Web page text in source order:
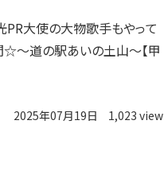
PR大使の大物歌手もやって
☆〜道の駅あいの土山〜【甲
2025年07月19日 1,023 view